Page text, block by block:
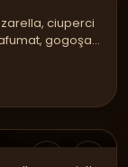
ciuperci
gogoşar,